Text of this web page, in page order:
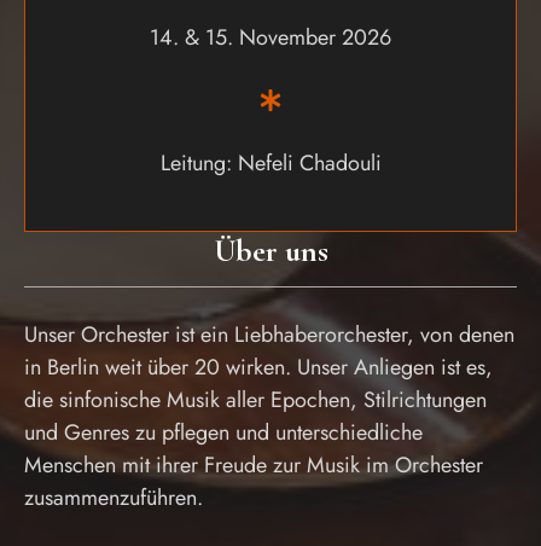
Über uns
Unser Orchester ist ein Liebhaberorchester, von denen
in Berlin weit über 20 wirken. Unser Anliegen ist es,
die sinfonische Musik aller Epochen, Stilrichtungen
und Genres zu pflegen und unterschiedliche
Menschen mit ihrer Freude zur Musik im Orchester
zusammenzuführen.
14. & 15. November 2026
Leitung: Nefeli Chadouli